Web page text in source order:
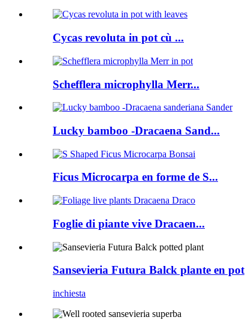
Cycas revoluta in pot cù ...
Schefflera microphylla Merr...
Lucky bamboo -Dracaena Sand...
Ficus Microcarpa en forme de S...
Foglie di piante vive Dracaen...
Sansevieria Futura Balck plante en pot
inchiesta